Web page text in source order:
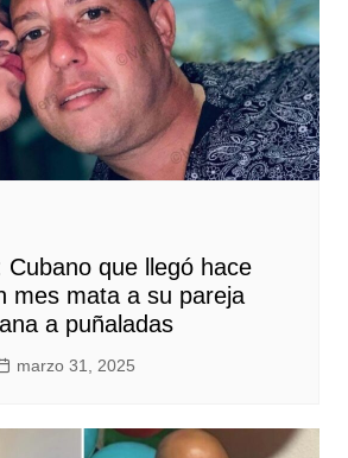
Cubano que llegó hace
mes mata a su pareja
a puñaladas
marzo 31, 2025